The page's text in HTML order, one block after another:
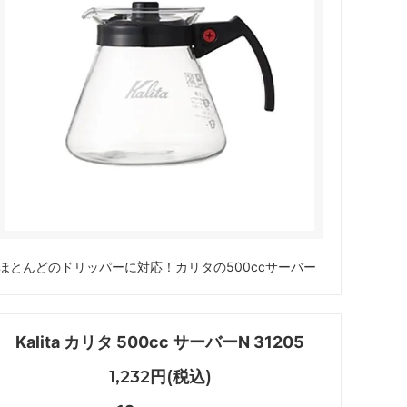
ペーパーレスドリッパー
ウォーマー
ドリッパー＆サーバー（キントー）
とんどのドリッパーに対応！カリタの500ccサーバー
Kalita カリタ 500cc サーバーN 31205
1,232円(税込)